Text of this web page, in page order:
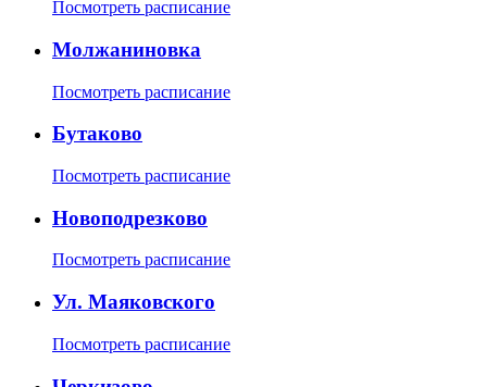
Посмотреть расписание
Молжаниновка
Посмотреть расписание
Бутаково
Посмотреть расписание
Новоподрезково
Посмотреть расписание
Ул. Маяковского
Посмотреть расписание